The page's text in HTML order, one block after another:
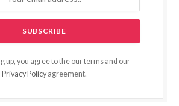
up, you agree to the our terms and our
Privacy Policy agreement.